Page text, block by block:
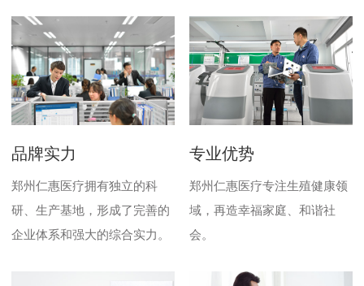
品牌实力
郑州仁惠医疗拥有独立的科
研、生产基地，形成了完善的
企业体系和强大的综合实力。
专业优势
郑州仁惠医疗专注生殖健康领
域，再造幸福家庭、和谐社
会。